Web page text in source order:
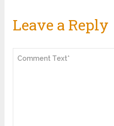
Leave a Reply